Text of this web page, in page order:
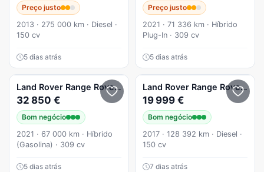
Preço justo
2013 · 275 000 km · Diesel ·
150 cv
5 dias atrás
Preço justo
2021 · 71 336 km · Híbrido
Plug-In · 309 cv
5 dias atrás
Land Rover Range Rover Evoque
32 850 €
Bom negócio
2021 · 67 000 km · Híbrido
(Gasolina) · 309 cv
5 dias atrás
Land Rover Range Rover Evoque
19 999 €
Bom negócio
2017 · 128 392 km · Diesel ·
150 cv
7 dias atrás